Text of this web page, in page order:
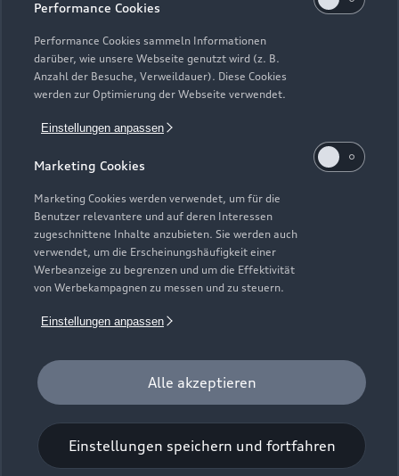
Performance Cookies
Performance Cookies sammeln Informationen
darüber, wie unsere Webseite genutzt wird (z. B.
Anzahl der Besuche, Verweildauer). Diese Cookies
werden zur Optimierung der Webseite verwendet.
Einstellungen anpassen
Marketing Cookies
Marketing Cookies werden verwendet, um für die
Benutzer relevantere und auf deren Interessen
zugeschnittene Inhalte anzubieten. Sie werden auch
verwendet, um die Erscheinungshäufigkeit einer
Werbeanzeige zu begrenzen und um die Effektivität
von Werbekampagnen zu messen und zu steuern.
Einstellungen anpassen
Alle akzeptieren
Einstellungen speichern und fortfahren
Elektromodelle
Plug-in-Hybride
Neuwagensuche
Gebrauchtwagensuche
Geschäftskunden
Service & Zubehör
Saisonale Angebote
Audi Services
Garantie
Audi digital services
myAudi
Support
Audi Code
Häufige Fragen (FAQ)
Audi Online Beratung
Online-Terminvereinbarung
Servicekontakt
Bordbuch & Bedienungsanleitungen
Verträge kündigen
Über Audi
Unternehmen
Karriere
Investor Relations
Audi erleben
© 2026 AUDI AG. Alle Rechte vorbehalten
Impressum Rechtliches
Cookie-Richtlinie
Digital Services Act
EU Data Act